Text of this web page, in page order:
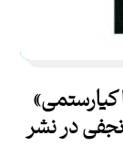
در نشر